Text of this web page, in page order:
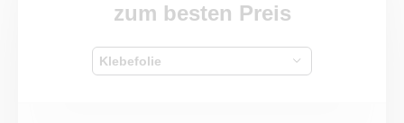
zum besten Preis
Klebefolie